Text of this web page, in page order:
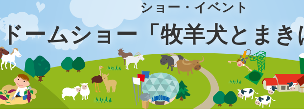
ショー・イベント
ームショー「牧羊犬とま